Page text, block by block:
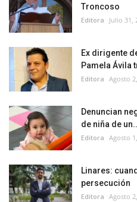
Troncoso
Editora Julio 31,
Ex dirigente
Pamela Ávila
Editora Agosto
Denuncian
de niña de
Editora Agosto
Linares:
persecución
Editora Agosto